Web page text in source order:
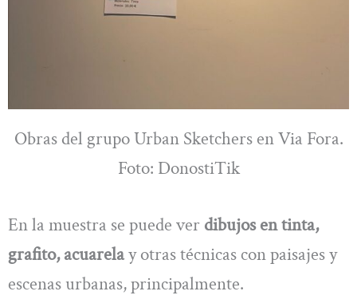
Obras del grupo Urban Sketchers en Via Fora.
Foto: DonostiTik
En la muestra se puede ver dibujos en tinta,
grafito, acuarelay otras técnicas con paisajes y
escenas urbanas, principalmente.